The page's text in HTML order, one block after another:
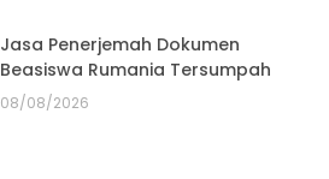
Jasa Penerjemah Dokumen
Beasiswa Rumania Tersumpah
08/08/2026